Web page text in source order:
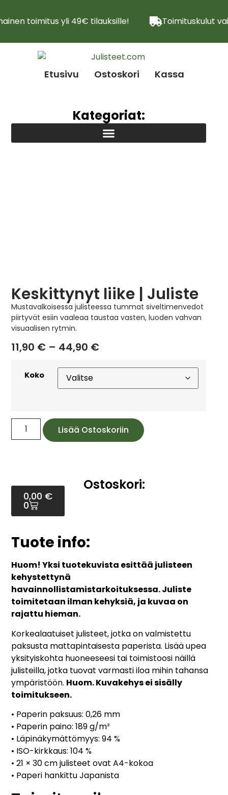
toimitus yli 49€ tilauksille! Toimituskulut
Etusivu Ostoskori Kassa
Kategoriat:
Keskittynyt liike | Juliste
Mustavalkoisessa julisteessa tummat siveltimenvedot
piirtyvät esiin vaaleaa taustaa vasten, luoden vahvan
visuaalisen rytmin.
11,90 € – 44,90 €
Koko
Lisää Ostoskoriin
Ostoskori:
0,00 €
0
Tuote info:
Huom! Yksi tuotekuvista esittää julisteen
kehystettynä
havainnollistamistarkoituksessa. Juliste
toimitetaan ilman kehyksiä, ja kuvaa on
rajattu hieman.
Korkealaatuiset julisteet, jotka on valmistettu
paksusta mattapintaisesta paperista. Lisää upea
yksityiskohta huoneeseesi tai toimistoosi näillä
julisteilla, jotka tuovat varmasti iloa mihin tahansa
ympäristöön. Huom. Kuvakehys ei sisälly
toimitukseen.
• Paperin paksuus: 0,26 mm
• Paperin paino: 189 g/m²
• Läpinäkymättömyys: 94 %
• ISO-kirkkaus: 104 %
• 21 × 30 cm julisteet ovat A4-kokoa
• Paperi hankittu Japanista